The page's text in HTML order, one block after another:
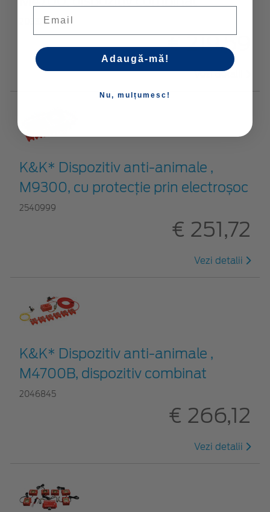
2033208
€ 219,59
Vezi detalii
K&K* Dispozitiv anti-animale ,
M9300, cu protecție prin electroșoc
2540999
€ 251,72
Vezi detalii
K&K* Dispozitiv anti-animale ,
M4700B, dispozitiv combinat
2046845
€ 266,12
Vezi detalii
Adaugă-mă!
Nu, mulțumesc!